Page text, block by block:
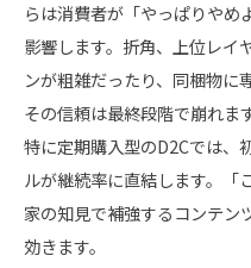
らは消費者が「やっぱりやめ
影響します。折角、上位レイ
ンが粗雑だったり、同梱物に
その信頼は最終段階で崩れます
特に定期購入型のD2Cでは、
ルが継続率に直結します。「
家の知見で補強するコンテン
効きます。